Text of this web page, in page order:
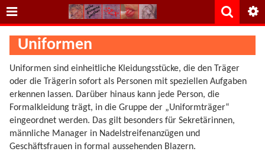
Uniformen
Uniformen sind einheitliche Kleidungsstücke, die den Träger
oder die Trägerin sofort als Personen mit speziellen Aufgaben
erkennen lassen. Darüber hinaus kann jede Person, die
Formalkleidung trägt, in die Gruppe der „Uniformträger“
eingeordnet werden. Das gilt besonders für Sekretärinnen,
männliche Manager in Nadelstreifenanzügen und
Geschäftsfrauen in formal aussehenden Blazern.